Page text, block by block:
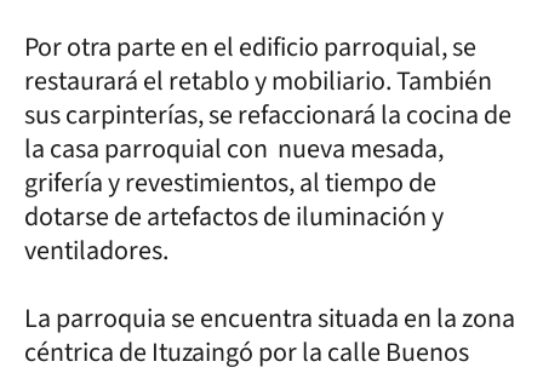
Por otra parte en el edificio parroquial, se
restaurará el retablo y mobiliario. También
sus carpinterías, se refaccionará la cocina de
la casa parroquial con nueva mesada,
grifería y revestimientos, al tiempo de
dotarse de artefactos de iluminación y
ventiladores.
La parroquia se encuentra situada en la zona
céntrica de Ituzaingó por la calle Buenos